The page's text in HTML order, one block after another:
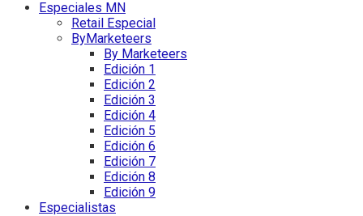
Especiales MN
Retail Especial
ByMarketeers
By Marketeers
Edición 1
Edición 2
Edición 3
Edición 4
Edición 5
Edición 6
Edición 7
Edición 8
Edición 9
Especialistas